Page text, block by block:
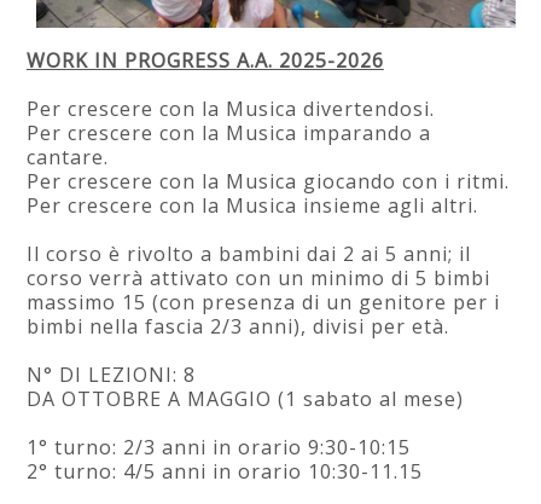
WORK IN PROGRESS A.A. 2025-2026
Per crescere con la Musica divertendosi.
Per crescere con la Musica imparando a
cantare.
Per crescere con la Musica giocando con i ritmi.
Per crescere con la Musica insieme agli altri.
Il corso è rivolto a bambini dai 2 ai 5 anni; il
corso verrà attivato con un minimo di 5 bimbi
massimo 15 (con presenza di un genitore per i
bimbi nella fascia 2/3 anni), divisi per età.
N° DI LEZIONI: 8
DA OTTOBRE A MAGGIO (1 sabato al mese)
1° turno: 2/3 anni in orario 9:30-10:15
2° turno: 4/5 anni in orario 10:30-11.15